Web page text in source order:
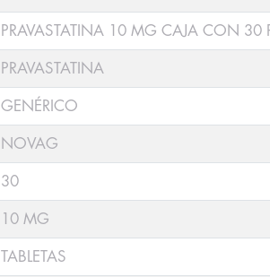
PRAVASTATINA 10 MG CAJA CON 30
PRAVASTATINA
GENÉRICO
NOVAG
30
10 MG
TABLETAS